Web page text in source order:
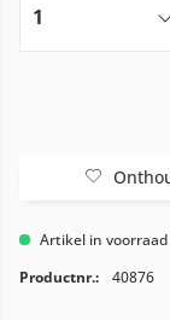
Artikel in voorraad
Productnr.:
40876